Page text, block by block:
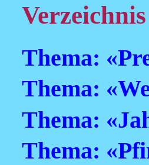
Thema:
Thema:
Thema:
Thema: